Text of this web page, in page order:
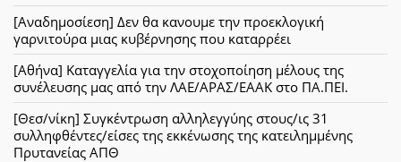
[Αναδημοσίεση] Δεν θα κανουμε την προεκλογική
γαρνιτούρα μιας κυβέρνησης που καταρρέει
[Αθήνα] Καταγγελία για την στοχοποίηση μέλους της
συνέλευσης μας από την ΛΑΕ/ΑΡΑΣ/ΕΑΑΚ στο ΠΑ.ΠΕΙ.
[Θεσ/νίκη] Συγκέντρωση αλληλεγγύης στους/ις 31
συλληφθέντες/είσες της εκκένωσης της κατειλημμένης
Πρυτανείας ΑΠΘ